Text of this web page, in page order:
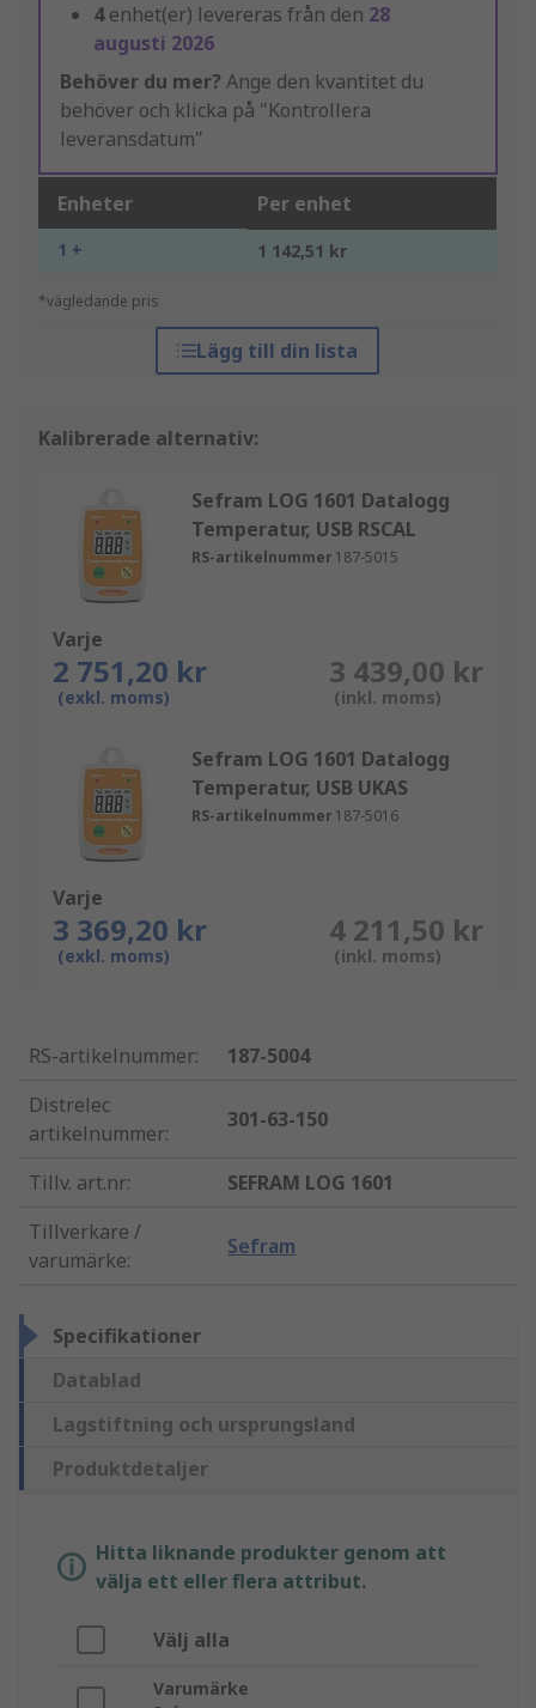
4enhet(er) levereras från den 28
augusti 2026
Behöver du mer? Ange den kvantitet du
behöver och klicka på "Kontrollera
leveransdatum"
Enheter Per enhet
1 + 1 142,51 kr
*vägledande pris
Lägg till din lista
Kalibrerade alternativ:
Sefram LOG 1601 Datalogg
Temperatur, USB RSCAL
RS-artikelnummer 187-5015
Varje
2 751,20 kr
(exkl. moms)
3 439,00 kr
(inkl. moms)
Sefram LOG 1601 Datalogg
Temperatur, USB UKAS
RS-artikelnummer 187-5016
Varje
3 369,20 kr
(exkl. moms)
4 211,50 kr
(inkl. moms)
RS-artikelnummer:
187-5004
Distrelec
artikelnummer:
301-63-150
Tillv. art.nr:
SEFRAM LOG 1601
Tillverkare /
varumärke:
Sefram
Specifikationer
Datablad
Lagstiftning och ursprungsland
Produktdetaljer
Hitta liknande produkter genom att
välja ett eller flera attribut.
Välj alla
Varumärke